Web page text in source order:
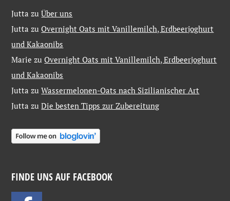
Jutta zuÜber uns
Jutta zuOvernight Oats mit Vanillemilch, Erdbeerjoghurt
und Kakaonibs
Marie zuOvernight Oats mit Vanillemilch, Erdbeerjoghurt
und Kakaonibs
Jutta zuWassermelonen-Oats nach Sizilianischer Art
Jutta zuDie besten Tipps zur Zubereitung
FINDE UNS AUF FACEBOOK